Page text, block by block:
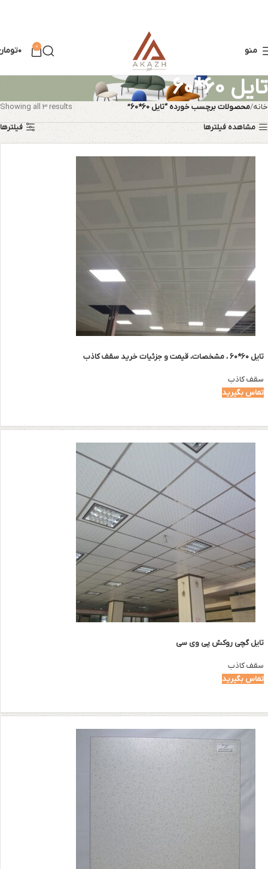
منو 0 ۰
تایل 60*60
خانه محصولات برچسب خورده “تایل 60*60”
Showing all 3 results
مشاهده فیلترها
فیلترها
تایل ۶۰*۶۰ ، مشخصات، قیمت و جزئیات خرید سقف کاذب
سقف کاذب
تماس بگیرید
تایل گچی روکش پی وی سی
سقف کاذب
تماس بگیرید